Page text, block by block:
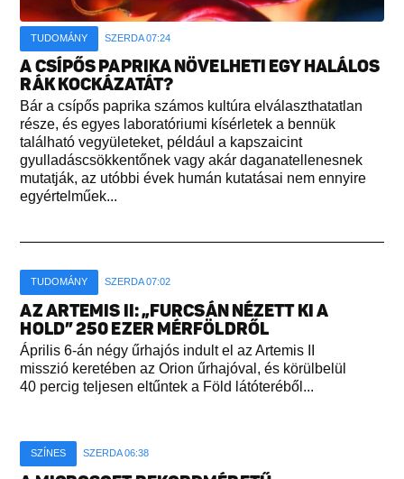
TUDOMÁNY SZERDA 07:24
A CSÍPŐS PAPRIKA NÖVELHETI EGY HALÁLOS
RÁK KOCKÁZATÁT?
Bár a csípős paprika számos kultúra elválaszthatatlan
része, és egyes laboratóriumi kísérletek a bennük
található vegyületeket, például a kapszaicint
gyulladáscsökkentőnek vagy akár daganatellenesnek
mutatják, az utóbbi évek humán kutatásai nem ennyire
egyértelműek...
TUDOMÁNY SZERDA 07:02
AZ ARTEMIS II: „FURCSÁN NÉZETT KI A
HOLD” 250 EZER MÉRFÖLDRŐL
Április 6-án négy űrhajós indult el az Artemis II
misszió keretében az Orion űrhajóval, és körülbelül
40 percig teljesen eltűntek a Föld látóteréből...
SZÍNES SZERDA 06:38